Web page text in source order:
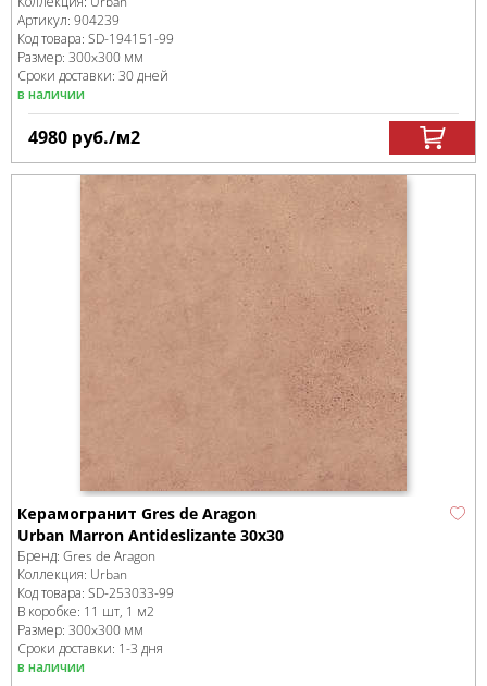
Артикул: 904239
Код товара: SD-194151-99
Размер: 300x300 мм
Сроки доставки: 30 дней
в наличии
4980 руб./м2
Керамогранит Gres de Aragon
Urban Marron Antideslizante 30x30
Бренд: Gres de Aragon
Коллекция: Urban
Код товара: SD-253033-99
В коробке: 11 шт, 1 м2
Размер: 300x300 мм
Сроки доставки: 1-3 дня
в наличии